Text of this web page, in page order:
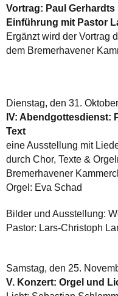
Vortrag: Paul
Einführung mit Pastor
Ergänzt wird der Vortrag
dem Bremerhavener
Dienstag, den 31.
IV: Abendgottesdienst:
Text
eine Ausstellung mit
durch Chor, Texte &
Bremerhavener
Orgel: Eva Schad
Bilder und Ausstellung:
Pastor: Lars-Christoph
Samstag, den 25.
V. Konzert: Orgel und